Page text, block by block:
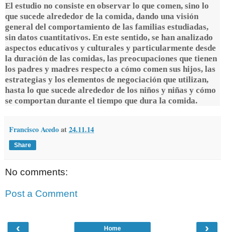
El estudio no consiste en observar lo que comen, sino lo
que sucede alrededor de la comida, dando una visión
general del comportamiento de las familias estudiadas,
sin datos cuantitativos. En este sentido, se han analizado
aspectos educativos y culturales y particularmente desde
la duración de las comidas, las preocupaciones que tienen
los padres y madres respecto a cómo comen sus hijos, las
estrategias y los elementos de negociación que utilizan,
hasta lo que sucede alrededor de los niños y niñas y cómo
se comportan durante el tiempo que dura la comida.
Francisco Acedoat24.11.14
Share
No comments:
Post a Comment
‹ ›
Home